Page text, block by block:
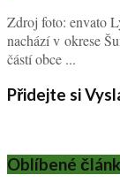
Zdroj foto: envato
nachází v okrese
částí obce ...
Přidejte si
Oblíbené